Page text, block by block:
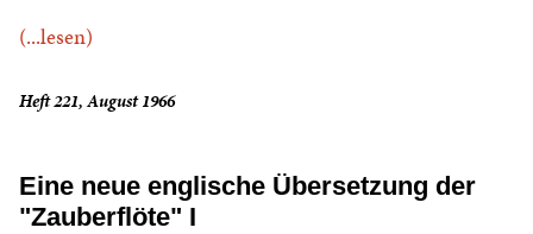
(...lesen)
Heft 221, August 1966
Eine neue englische Übersetzung der
"Zauberflöte" I